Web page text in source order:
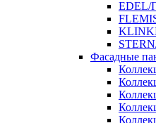
Фасадные